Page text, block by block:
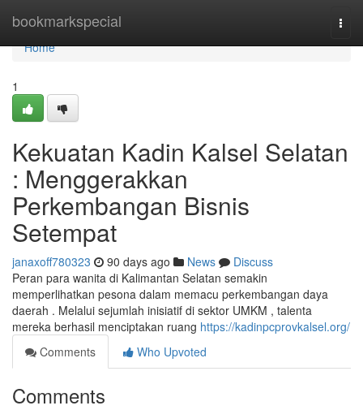
bookmarkspecial
Home
Home
1
Kekuatan Kadin Kalsel Selatan
: Menggerakkan
Perkembangan Bisnis
Setempat
janaxoff780323 90 days ago News
Discuss
Peran para wanita di Kalimantan Selatan semakin
memperlihatkan pesona dalam memacu perkembangan daya
daerah . Melalui sejumlah inisiatif di sektor UMKM , talenta
mereka berhasil menciptakan ruang https://kadinpcprovkalsel.org/
Comments
Who Upvoted
Comments